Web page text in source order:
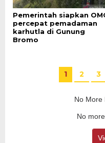
Pemerintah siapkan
percepat pemadaman
karhutla di Gunung
Bromo
1 2 3
No More
No